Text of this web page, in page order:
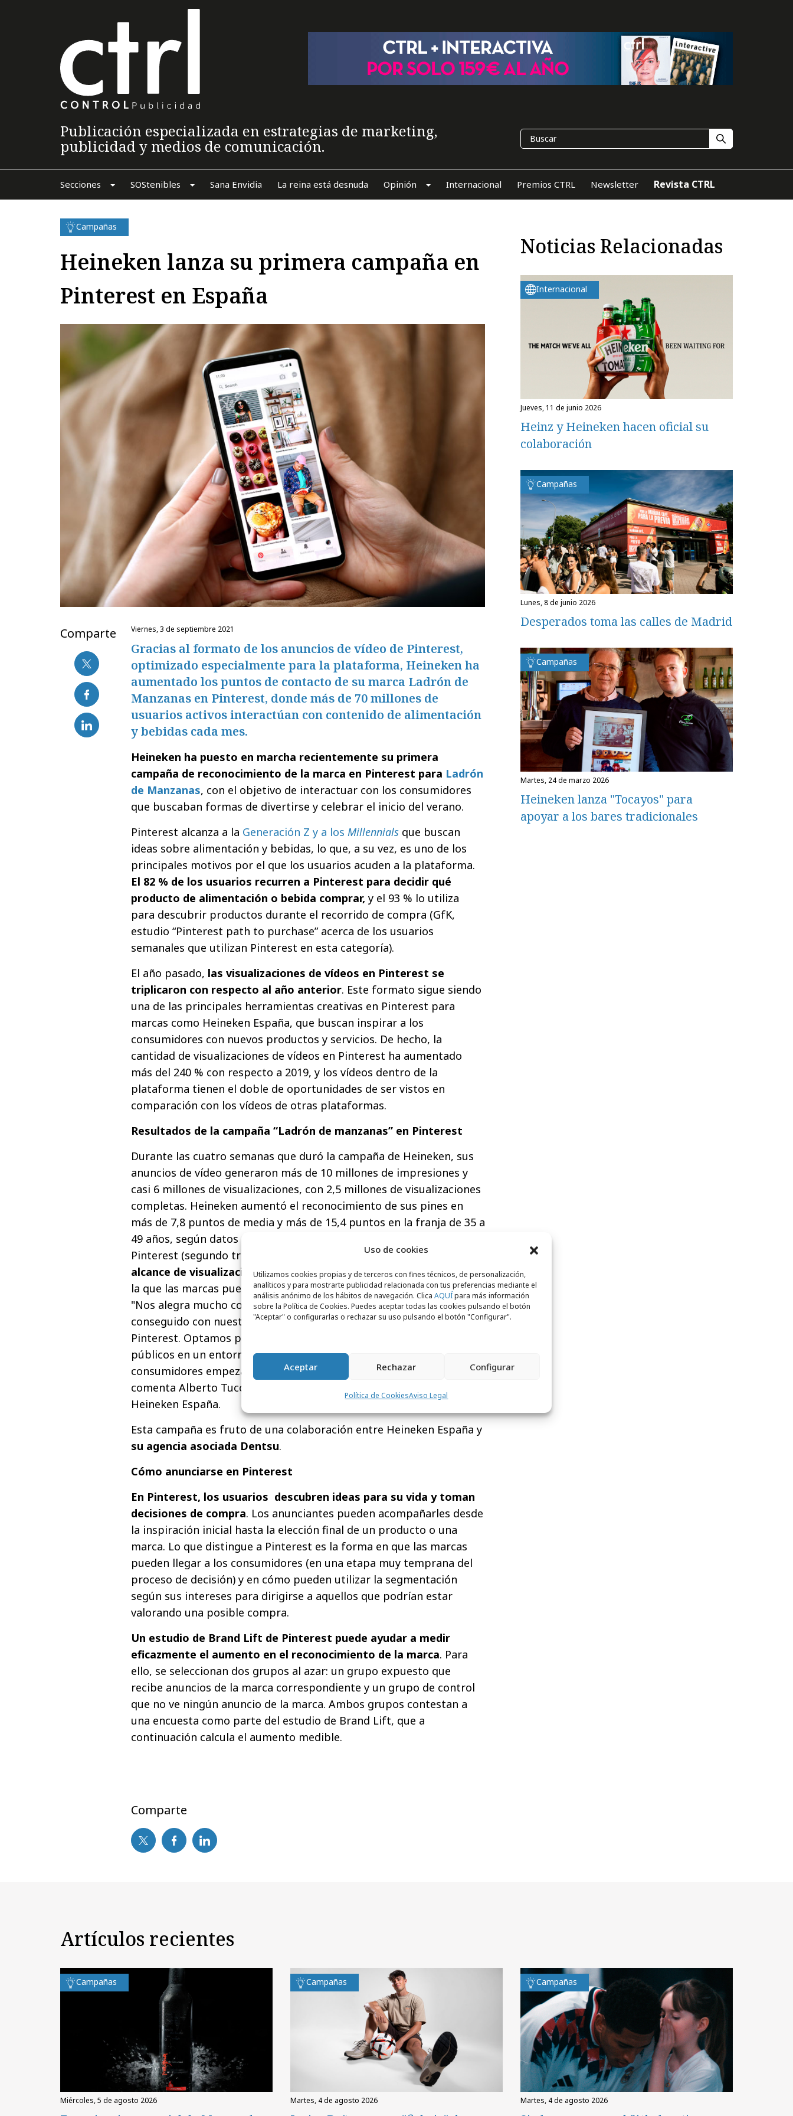
Uso de cookies
Utilizamos cookies propias y de terceros con fines técnicos, de personalización,
analíticos y para mostrarte publicidad relacionada con tus preferencias mediante el
análisis anónimo de los hábitos de navegación. Clica AQUÍpara más información
sobre la Política de Cookies. Puedes aceptar todas las cookies pulsando el botón
"Aceptar" o configurarlas o rechazar su uso pulsando el botón "Configurar".
Aceptar Rechazar Configurar
Política de CookiesAviso Legal
Publicación especializada en estrategias de marketing,
publicidad y medios de comunicación.
Secciones SOStenibles Sana Envidia La reina está desnuda Opinión Internacional Premios CTRL Newsletter Revista CTRL
Campañas
Heineken lanza su primera campaña en
Pinterest en España
Comparte viernes, 3 de septiembre 2021
Gracias al formato de los anuncios de vídeo de Pinterest,
optimizado especialmente para la plataforma, Heineken ha
aumentado los puntos de contacto de su marca Ladrón de
Manzanas en Pinterest, donde más de 70 millones de
usuarios activos interactúan con contenido de alimentación
y bebidas cada mes.
Heineken ha puesto en marcha recientemente su primera
campaña de reconocimiento de la marca en Pinterest para Ladrón
de Manzanas, con el objetivo de interactuar con los consumidores
que buscaban formas de divertirse y celebrar el inicio del verano.
Pinterest alcanza a la Generación Z y a los Millennials que buscan
ideas sobre alimentación y bebidas, lo que, a su vez, es uno de los
principales motivos por el que los usuarios acuden a la plataforma.
El 82 % de los usuarios recurren a Pinterest para decidir qué
producto de alimentación o bebida comprar, y el 93 % lo utiliza
para descubrir productos durante el recorrido de compra (GfK,
estudio “Pinterest path to purchase” acerca de los usuarios
semanales que utilizan Pinterest en esta categoría).
El año pasado, las visualizaciones de vídeos en Pinterest se
triplicaron con respecto al año anterior. Este formato sigue siendo
una de las principales herramientas creativas en Pinterest para
marcas como Heineken España, que buscan inspirar a los
consumidores con nuevos productos y servicios. De hecho, la
cantidad de visualizaciones de vídeos en Pinterest ha aumentado
más del 240 % con respecto a 2019, y los vídeos dentro de la
plataforma tienen el doble de oportunidades de ser vistos en
comparación con los vídeos de otras plataformas.
Resultados de la campaña “Ladrón de manzanas” en Pinterest
Durante las cuatro semanas que duró la campaña de Heineken, sus
anuncios de vídeo generaron más de 10 millones de impresiones y
casi 6 millones de visualizaciones, con 2,5 millones de visualizaciones
completas. Heineken aumentó el reconocimiento de sus pines en
más de 7,8 puntos de media y más de 15,4 puntos en la franja de 35 a
49 años, según datos extraídos por el estudio de Brand Lift de
Pinterest (segundo trimestre de 2021).
La campaña consiguió un
alcance de visualizaciones del 98%, lo cual demuestra la eficacia con
la que las marcas pueden llegar a su público objetivo en Pinterest.
"Nos alegra mucho compartir los grandes resultados que hemos
conseguido con nuestra campaña de Ladrón de Manzanas en
Pinterest. Optamos por anunciarnos aquí para llegar a nuevos
públicos en un entorno positivo e inspirador, cuando los
consumidores empezaban a prepararse para el verano",
comenta Alberto Tucci, Director de medios y aceleración digital en
Heineken España.
Esta campaña es fruto de una colaboración entre Heineken España y
su agencia asociada Dentsu.
Cómo anunciarse en Pinterest
En Pinterest, los usuarios descubren ideas para su vida y toman
decisiones de compra. Los anunciantes pueden acompañarles desde
la inspiración inicial hasta la elección final de un producto o una
marca. Lo que distingue a Pinterest es la forma en que las marcas
pueden llegar a los consumidores (en una etapa muy temprana del
proceso de decisión) y en cómo pueden utilizar la segmentación
según sus intereses para dirigirse a aquellos que podrían estar
valorando una posible compra.
Un estudio de Brand Lift de Pinterest puede ayudar a medir
eficazmente el aumento en el reconocimiento de la marca. Para
ello, se seleccionan dos grupos al azar: un grupo expuesto que
recibe anuncios de la marca correspondiente y un grupo de control
que no ve ningún anuncio de la marca. Ambos grupos contestan a
una encuesta como parte del estudio de Brand Lift, que a
continuación calcula el aumento medible.
Comparte
Noticias Relacionadas
Internacional
jueves, 11 de junio 2026
Heinz y Heineken hacen oficial su
colaboración
Campañas
lunes, 8 de junio 2026
Desperados toma las calles de Madrid
Campañas
martes, 24 de marzo 2026
Heineken lanza "Tocayos" para
apoyar a los bares tradicionales
Artículos recientes
Campañas
miércoles, 5 de agosto 2026
Campañas
martes, 4 de agosto 2026
Campañas
martes, 4 de agosto 2026